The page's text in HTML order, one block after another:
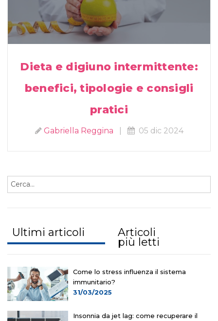
Dieta e digiuno intermittente:
benefici, tipologie e consigli
pratici
Gabriella Reggina 05 dic 2024
Ultimi articoli Articoli
più letti
Come lo stress influenza il sistema
immunitario?
31/03/2025
Insonnia da jet lag: come recuperare il